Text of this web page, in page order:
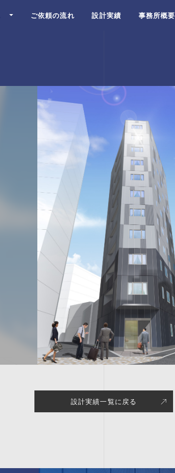
ご依頼の流れ 設計実績 事務所概要
設計実績一覧に戻る